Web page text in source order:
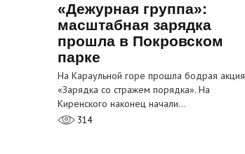
«Дежурная группа»:
масштабная зарядка
прошла в Покровском
парке
На Караульной горе прошла бодрая акция
«Зарядка со стражем порядка». На
Киренского наконец начали…
314